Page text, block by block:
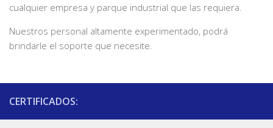
cualquier empresa y parque industrial que las requiera.
Nuestros personal altamente experimentado, podrá
brindarle el soporte que necesite.
CERTIFICADOS: